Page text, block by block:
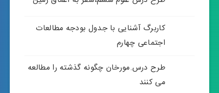
کاربرگ آشنایی با جدول بودجه مطالعات
اجتماعی چهارم
طرح درس.مورخان چگونه گذشته را مطالعه
می کنند